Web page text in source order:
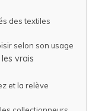
des textiles
selon son usage
vrais
et la relève